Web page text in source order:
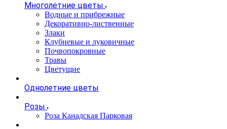
Многолетние цветы
Водные и прибрежные
Декоративно-лиственные
Злаки
Клубневые и луковичные
Почвопокровные
Травы
Цветущие
Однолетние цветы
Розы
Роза Канадская Парковая